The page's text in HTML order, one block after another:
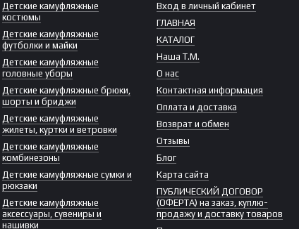
Детские камуфляжные
костюмы
Детские камуфляжные
футболки и майки
Детские камуфляжные
головные уборы
Детские камуфляжные брюки,
шорты и бриджи
Детские камуфляжные
жилеты, куртки и ветровки
Детские камуфляжные
комбинезоны
Детские камуфляжные сумки и
рюкзаки
Детские камуфляжные
аксессуары, сувениры и
нашивки
Вход в личный кабинет
ГЛАВНАЯ
КАТАЛОГ
Наша Т.М.
О нас
Контактная информация
Оплата и доставка
Возврат и обмен
Отзывы
Блог
Карта сайта
ПУБЛИЧЕСКИЙ ДОГОВОР
(ОФЕРТА) на заказ, куплю-
продажу и доставку товаров